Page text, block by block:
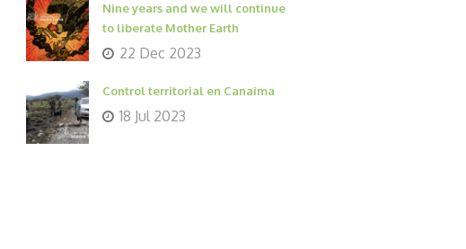
Nine years and we will continue
to liberate Mother Earth
22 Dec 2023
Control territorial en Canaima
18 Jul 2023